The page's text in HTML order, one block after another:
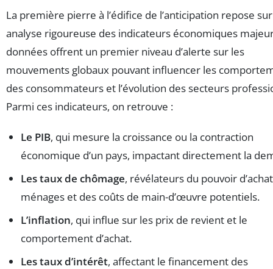
La première pierre à l’édifice de l’anticipation repose
analyse rigoureuse des indicateurs économiques
données offrent un premier niveau d’alerte sur les
mouvements globaux pouvant influencer les
des consommateurs et l’évolution des secteurs
Parmi ces indicateurs, on retrouve :
Le PIB, qui mesure la croissance ou la contraction
économique d’un pays, impactant directement la
Les taux de chômage, révélateurs du pouvoir
ménages et des coûts de main-d’œuvre potentiels.
L’inflation, qui influe sur les prix de revient et le
comportement d’achat.
Les taux d’intérêt, affectant le financement des